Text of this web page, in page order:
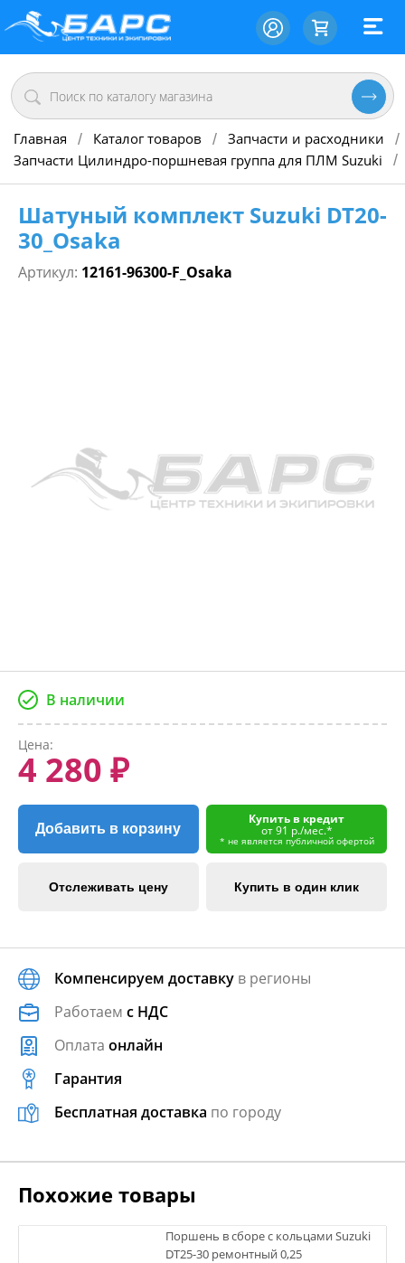
Главная / Каталог товаров / Запчасти и расходники
/
Запчасти Цилиндро-поршневая группа для ПЛМ Suzuki
/
Шатуный комплект Suzuki DT20-
30_Osaka
Артикул: 12161-96300-F_Osaka
В наличии
Цена:
4 280 ₽
Добавить в корзину
Купить в кредит
от 91 р./мес.*
* не является публичной офертой
Отслеживать цену Купить в один клик
Компенсируем доставку в регионы
Работаем с НДС
Оплата онлайн
Гарантия
Бесплатная доставка по городу
Похожие товары
Поршень в сборе с кольцами Suzuki
DT25-30 ремонтный 0,25